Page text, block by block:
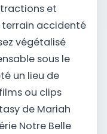
et
terrain accidenté
végétalisé
sous le
un lieu de
ou clips
de Mariah
Notre Belle